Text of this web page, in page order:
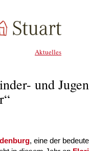
Aktuelles
und
, eine der